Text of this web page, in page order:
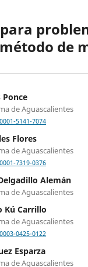
de
Ponce
de Aguascalientes
5141-7074
Flores
de Aguascalientes
7319-0376
Alemán
de Aguascalientes
Kú Carrillo
de Aguascalientes
0425-0122
Esparza
de Aguascalientes